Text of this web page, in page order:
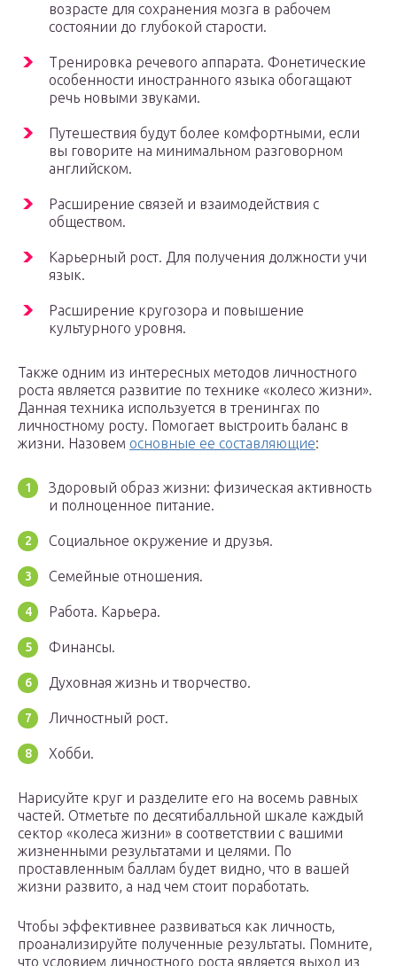
возрасте для сохранения мозга в рабочем
состоянии до глубокой старости.
Тренировка речевого аппарата. Фонетические
особенности иностранного языка обогащают
речь новыми звуками.
Путешествия будут более комфортными, если
вы говорите на минимальном разговорном
английском.
Расширение связей и взаимодействия с
обществом.
Карьерный рост. Для получения должности учи
язык.
Расширение кругозора и повышение
культурного уровня.
Также одним из интересных методов личностного
роста является развитие по технике «колесо жизни».
Данная техника используется в тренингах по
личностному росту. Помогает выстроить баланс в
жизни. Назовем основные ее составляющие:
Здоровый образ жизни: физическая активность
и полноценное питание.
Социальное окружение и друзья.
Семейные отношения.
Работа. Карьера.
Финансы.
Духовная жизнь и творчество.
Личностный рост.
Хобби.
Нарисуйте круг и разделите его на восемь равных
частей. Отметьте по десятибалльной шкале каждый
сектор «колеса жизни» в соответствии с вашими
жизненными результатами и целями. По
проставленным баллам будет видно, что в вашей
жизни развито, а над чем стоит поработать.
Чтобы эффективнее развиваться как личность,
проанализируйте полученные результаты. Помните,
что условием личностного роста является выход из